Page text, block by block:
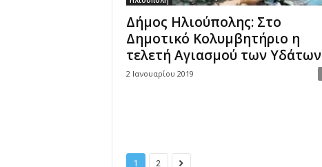
Δήμος Ηλιούπολης: Στο
Δημοτικό Κολυμβητήριο η
τελετή Αγιασμού των Υδάτων
2 Ιανουαρίου 2019
1 2